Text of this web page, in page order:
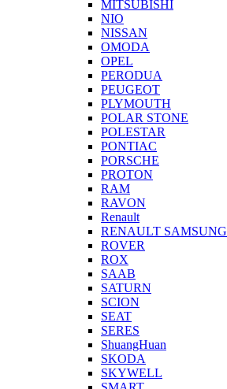
MITSUBISHI
NIO
NISSAN
OMODA
OPEL
PERODUA
PEUGEOT
PLYMOUTH
POLAR STONE
POLESTAR
PONTIAC
PORSCHE
PROTON
RAM
RAVON
Renault
RENAULT SAMSUNG
ROVER
ROX
SAAB
SATURN
SCION
SEAT
SERES
ShuangHuan
SKODA
SKYWELL